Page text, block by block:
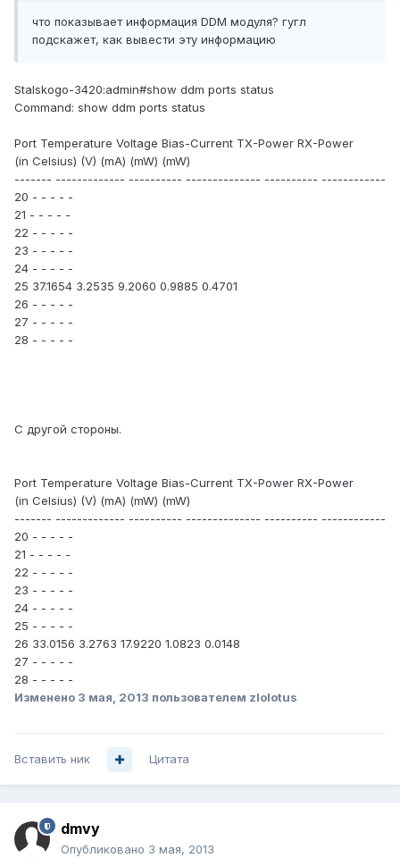
что показывает информация DDM модуля? гугл
подскажет, как вывести эту информацию
Stalskogo-3420:admin#show ddm ports status
Command: show ddm ports status
Port Temperature Voltage Bias-Current TX-Power RX-Power
(in Celsius) (V) (mA) (mW) (mW)
------- ------------- ---------- -------------- ---------- ------------
20 - - - - -
21 - - - - -
22 - - - - -
23 - - - - -
24 - - - - -
25 37.1654 3.2535 9.2060 0.9885 0.4701
26 - - - - -
27 - - - - -
28 - - - - -
С другой стороны.
Port Temperature Voltage Bias-Current TX-Power RX-Power
(in Celsius) (V) (mA) (mW) (mW)
------- ------------- ---------- -------------- ---------- ------------
20 - - - - -
21 - - - - -
22 - - - - -
23 - - - - -
24 - - - - -
25 - - - - -
26 33.0156 3.2763 17.9220 1.0823 0.0148
27 - - - - -
28 - - - - -
Изменено 3 мая, 2013 пользователем zlolotus
Вставить ник Цитата
dmvy
Опубликовано 3 мая, 2013